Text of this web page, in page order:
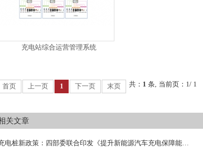
详细内容
充电站综合运营管理系统
首页 上一页 1 下一页 末页 共： 1条, 当前页：1/ 1
充电桩新政策：四部委联合印发《提升新能源汽车充电保障能力行动计划》